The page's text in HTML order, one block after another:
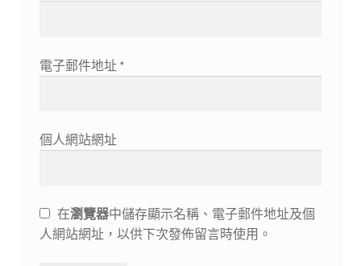
電子郵件地址 *
個人網站網址
在瀏覽器中儲存顯示名稱、電子郵件地址及個
人網站網址，以供下次發佈留言時使用。